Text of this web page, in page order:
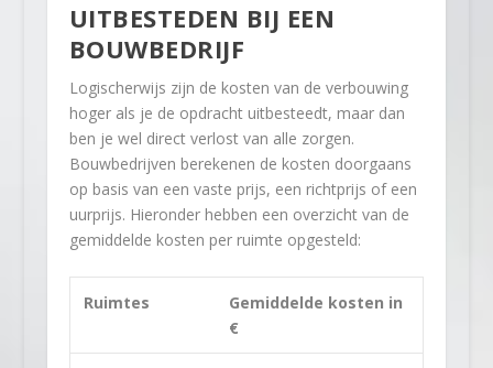
UITBESTEDEN BIJ EEN
BOUWBEDRIJF
Logischerwijs zijn de kosten van de verbouwing
hoger als je de opdracht uitbesteedt, maar dan
ben je wel direct verlost van alle zorgen.
Bouwbedrijven berekenen de kosten doorgaans
op basis van een vaste prijs, een richtprijs of een
uurprijs. Hieronder hebben een overzicht van de
gemiddelde kosten per ruimte opgesteld:
Ruimtes
Gemiddelde kosten in
€